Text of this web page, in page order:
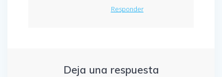
Responder
Deja una respuesta